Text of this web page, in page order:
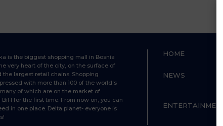
is the biggest shopping mall in Bosnia
very heart of the city, on the surface of
the largest retail chains. Shopping
with more than 100 of the world’s
of which are on the market of
for the first time. From now on, you can
in one place. Delta planet- everyone is
HOME
NEWS
ENTERTAINMENT